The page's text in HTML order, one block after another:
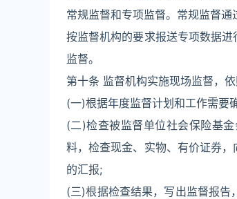
常规监督和专项监督。常规监督
按监督机构的要求报送专项数据
监督。
第十条 监督机构实施现场监督，依
(一)根据年度监督计划和工作需要
(二)检查被监督单位社会保险基
料，检查现金、实物、有价证券
的汇报;
(三)根据检查结果，写出监督报告